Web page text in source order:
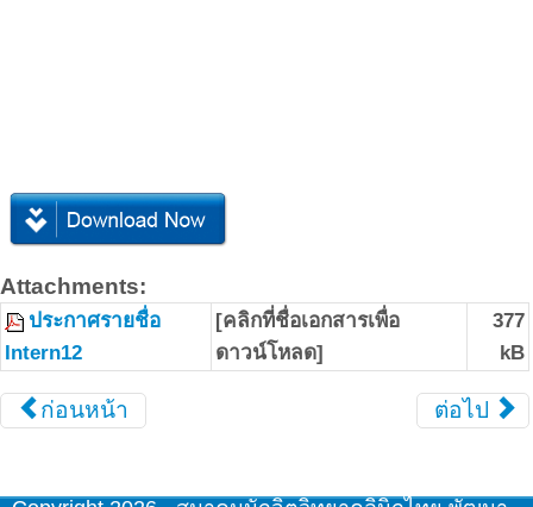
Attachments:
ประกาศรายชื่อ
Intern12
[คลิกที่ชื่อเอกสารเพื่อ
ดาวน์โหลด]
377
kB
ก่อนหน้า ต่อไป